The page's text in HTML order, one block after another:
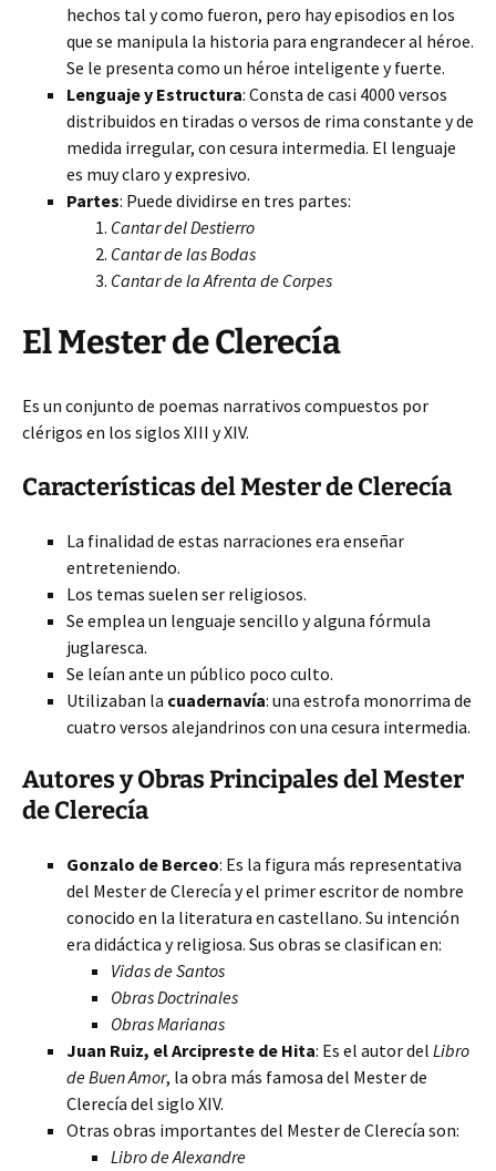
hechos tal y como fueron, pero hay episodios en los
que se manipula la historia para engrandecer al héroe.
Se le presenta como un héroe inteligente y fuerte.
Lenguaje y Estructura: Consta de casi 4000 versos
distribuidos en tiradas o versos de rima constante y de
medida irregular, con cesura intermedia. El lenguaje
es muy claro y expresivo.
Partes: Puede dividirse en tres partes:
Cantar del Destierro
Cantar de las Bodas
Cantar de la Afrenta de Corpes
El Mester de Clerecía
Es un conjunto de poemas narrativos compuestos por
clérigos en los siglos XIII y XIV.
Características del Mester de Clerecía
La finalidad de estas narraciones era enseñar
entreteniendo.
Los temas suelen ser religiosos.
Se emplea un lenguaje sencillo y alguna fórmula
juglaresca.
Se leían ante un público poco culto.
Utilizaban la cuadernavía: una estrofa monorrima de
cuatro versos alejandrinos con una cesura intermedia.
Autores y Obras Principales del Mester
de Clerecía
Gonzalo de Berceo: Es la figura más representativa
del Mester de Clerecía y el primer escritor de nombre
conocido en la literatura en castellano. Su intención
era didáctica y religiosa. Sus obras se clasifican en:
Vidas de Santos
Obras Doctrinales
Obras Marianas
Juan Ruiz, el Arcipreste de Hita: Es el autor del Libro
de Buen Amor, la obra más famosa del Mester de
Clerecía del siglo XIV.
Otras obras importantes del Mester de Clerecía son:
Libro de Alexandre